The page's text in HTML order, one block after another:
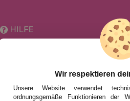
HILFE
Wir respektieren
Unsere Website verwendet
ordnungsgemäße Funktionieren der